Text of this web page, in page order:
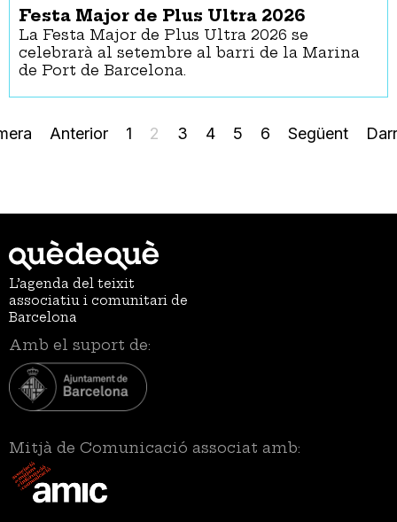
Festa Major de Plus Ultra 2026
La Festa Major de Plus Ultra 2026 se
celebrarà al setembre al barri de la Marina
de Port de Barcelona.
PaginacióPàgina
Anterior Page
1
Pàgina
2 Page
3 Page
4 Page
5 Page
6
Pàgina
Següent
L’agenda del teixit
associatiu i comunitari de
Barcelona
Amb el suport de:
Mitjà de Comunicació associat amb: